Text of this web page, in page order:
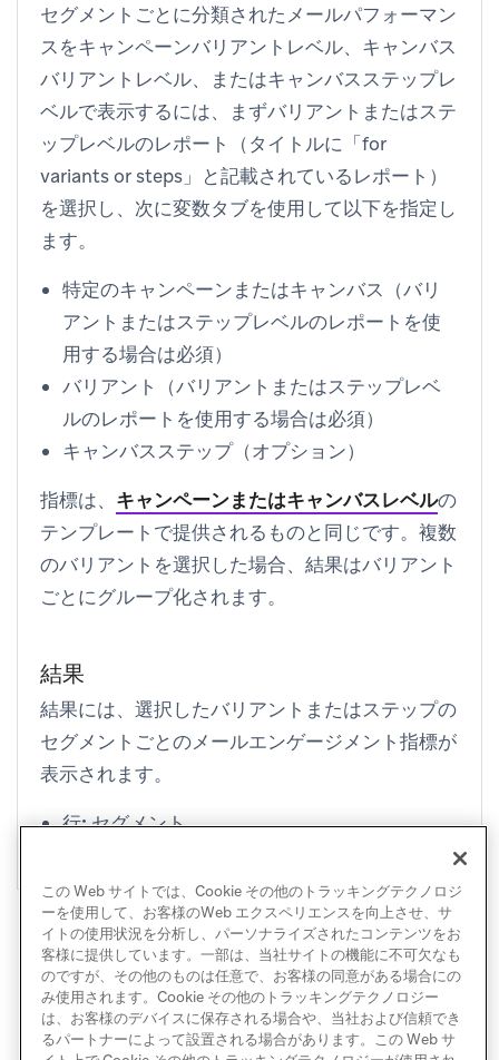
セグメントごとに分類されたメールパフォーマン
スをキャンペーンバリアントレベル、キャンバス
バリアントレベル、またはキャンバスステップレ
ベルで表示するには、まずバリアントまたはステ
ップレベルのレポート（タイトルに「for
variants or steps」と記載されているレポート）
を選択し、次に変数タブを使用して以下を指定し
ます。
特定のキャンペーンまたはキャンバス（バリ
アントまたはステップレベルのレポートを使
用する場合は必須）
バリアント（バリアントまたはステップレベ
ルのレポートを使用する場合は必須）
キャンバスステップ（オプション）
指標は、 キャンペーンまたはキャンバスレベルの
テンプレートで提供されるものと同じです。複数
のバリアントを選択した場合、結果はバリアント
ごとにグループ化されます。
結果
結果には、選択したバリアントまたはステップの
セグメントごとのメールエンゲージメント指標が
表示されます。
行:セグメント
この Web サイトでは、Cookie その他のトラッキングテクノロジ
ーを使用して、お客様のWeb エクスペリエンスを向上させ、サ
イトの使用状況を分析し、パーソナライズされたコンテンツをお
客様に提供しています。一部は、当社サイトの機能に不可欠なも
のですが、その他のものは任意で、お客様の同意がある場合にの
み使用されます。Cookie その他のトラッキングテクノロジー
は、お客様のデバイスに保存される場合や、当社および信頼でき
るパートナーによって設置される場合があります。この Web サ